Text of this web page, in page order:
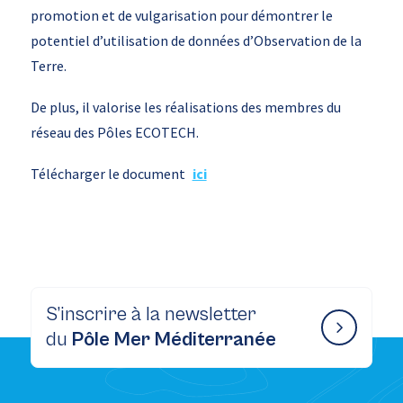
promotion et de vulgarisation pour démontrer le
potentiel d’utilisation de données d’Observation de la
Terre.
De plus, il valorise les réalisations des membres du
réseau des Pôles ECOTECH.
Télécharger le document ici
S’inscrire à la newsletter
du Pôle Mer Méditerranée